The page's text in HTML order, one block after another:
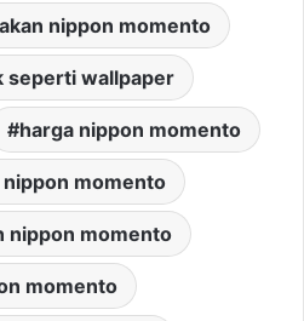
nippon momento
seperti wallpaper
harga nippon momento
momento
nippon momento
momento